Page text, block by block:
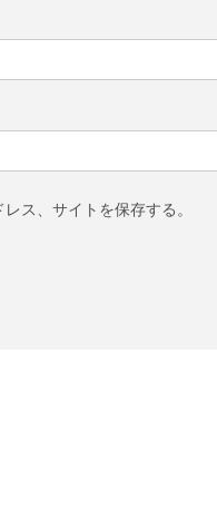
ス、サイトを保存する。